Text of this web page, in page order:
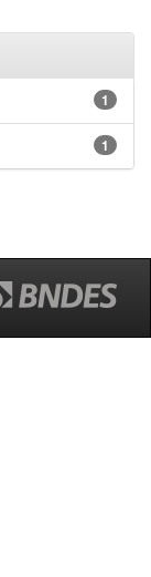
1
1